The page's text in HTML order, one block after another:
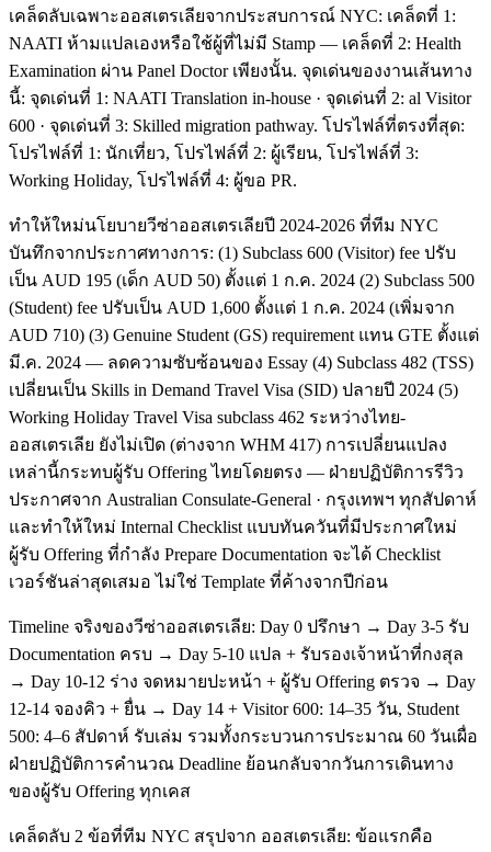
เคล็ดลับเฉพาะออสเตรเลียจากประสบการณ์ NYC: เคล็ดที่ 1:
NAATI ห้ามแปลเองหรือใช้ผู้ที่ไม่มี Stamp — เคล็ดที่ 2: Health
Examination ผ่าน Panel Doctor เพียงนั้น. จุดเด่นของงานเส้นทาง
นี้: จุดเด่นที่ 1: NAATI Translation in-house · จุดเด่นที่ 2: al Visitor
600 · จุดเด่นที่ 3: Skilled migration pathway. โปรไฟล์ที่ตรงที่สุด:
โปรไฟล์ที่ 1: นักเที่ยว, โปรไฟล์ที่ 2: ผู้เรียน, โปรไฟล์ที่ 3:
Working Holiday, โปรไฟล์ที่ 4: ผู้ขอ PR.
ทำให้ใหม่นโยบายวีซ่าออสเตรเลียปี 2024-2026 ที่ทีม NYC
บันทึกจากประกาศทางการ: (1) Subclass 600 (Visitor) fee ปรับ
เป็น AUD 195 (เด็ก AUD 50) ตั้งแต่ 1 ก.ค. 2024 (2) Subclass 500
(Student) fee ปรับเป็น AUD 1,600 ตั้งแต่ 1 ก.ค. 2024 (เพิ่มจาก
AUD 710) (3) Genuine Student (GS) requirement แทน GTE ตั้งแต่
มี.ค. 2024 — ลดความซับซ้อนของ Essay (4) Subclass 482 (TSS)
เปลี่ยนเป็น Skills in Demand Travel Visa (SID) ปลายปี 2024 (5)
Working Holiday Travel Visa subclass 462 ระหว่างไทย-
ออสเตรเลีย ยังไม่เปิด (ต่างจาก WHM 417) การเปลี่ยนแปลง
เหล่านี้กระทบผู้รับ Offering ไทยโดยตรง — ฝ่ายปฏิบัติการรีวิว
ประกาศจาก Australian Consulate-General · กรุงเทพฯ ทุกสัปดาห์
และทำให้ใหม่ Internal Checklist แบบทันควันที่มีประกาศใหม่
ผู้รับ Offering ที่กำลัง Prepare Documentation จะได้ Checklist
เวอร์ชันล่าสุดเสมอ ไม่ใช่ Template ที่ค้างจากปีก่อน
Timeline จริงของวีซ่าออสเตรเลีย: Day 0 ปรึกษา → Day 3-5 รับ
Documentation ครบ → Day 5-10 แปล + รับรองเจ้าหน้าที่กงสุล
→ Day 10-12 ร่าง จดหมายปะหน้า + ผู้รับ Offering ตรวจ → Day
12-14 จองคิว + ยื่น → Day 14 + Visitor 600: 14–35 วัน, Student
500: 4–6 สัปดาห์ รับเล่ม รวมทั้งกระบวนการประมาณ 60 วันเผื่อ
ฝ่ายปฏิบัติการคำนวณ Deadline ย้อนกลับจากวันการเดินทาง
ของผู้รับ Offering ทุกเคส
เคล็ดลับ 2 ข้อที่ทีม NYC สรุปจาก ออสเตรเลีย: ข้อแรกคือ